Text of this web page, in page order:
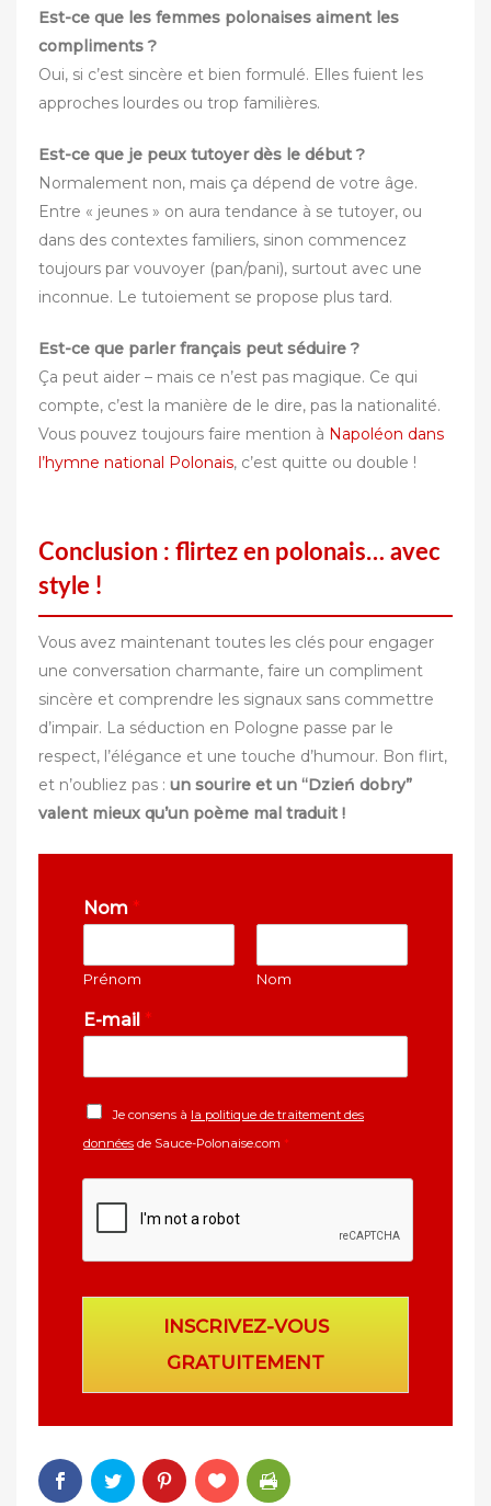
Est-ce que les femmes polonaises aiment les
compliments ?
Oui, si c’est sincère et bien formulé. Elles fuient les
approches lourdes ou trop familières.
Est-ce que je peux tutoyer dès le début ?
Normalement non, mais ça dépend de votre âge.
Entre « jeunes » on aura tendance à se tutoyer, ou
dans des contextes familiers, sinon commencez
toujours par vouvoyer (pan/pani), surtout avec une
inconnue. Le tutoiement se propose plus tard.
Est-ce que parler français peut séduire ?
Ça peut aider – mais ce n’est pas magique. Ce qui
compte, c’est la manière de le dire, pas la nationalité.
Vous pouvez toujours faire mention à Napoléon dans
l’hymne national Polonais, c’est quitte ou double !
Conclusion : flirtez en polonais… avec
style !
Vous avez maintenant toutes les clés pour engager
une conversation charmante, faire un compliment
sincère et comprendre les signaux sans commettre
d’impair. La séduction en Pologne passe par le
respect, l’élégance et une touche d’humour. Bon flirt,
et n’oubliez pas : un sourire et un “Dzień dobry”
valent mieux qu’un poème mal traduit !
Nom *
Prénom Nom
E-mail *
Je consens à la politique de traitement des
données de Sauce-Polonaise.com *
INSCRIVEZ-VOUS
GRATUITEMENT